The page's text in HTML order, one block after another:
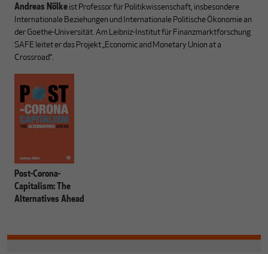
Andreas Nölke ist Professor für Politikwissenschaft, insbesondere
Internationale Beziehungen und Internationale Politische Ökonomie an
der Goethe-Universität. Am Leibniz-Institut für Finanzmarktforschung
SAFE leitet er das Projekt „Economic and Monetary Union at a
Crossroad“.
Post-Corona-
Capitalism: The
Alternatives Ahead